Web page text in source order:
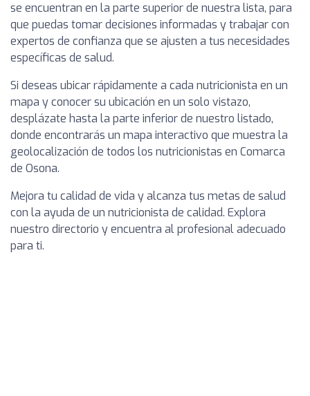
se encuentran en la parte superior de nuestra lista, para
que puedas tomar decisiones informadas y trabajar con
expertos de confianza que se ajusten a tus necesidades
específicas de salud.
Si deseas ubicar rápidamente a cada nutricionista en un
mapa y conocer su ubicación en un solo vistazo,
desplázate hasta la parte inferior de nuestro listado,
donde encontrarás un mapa interactivo que muestra la
geolocalización de todos los nutricionistas en Comarca
de Osona.
Mejora tu calidad de vida y alcanza tus metas de salud
con la ayuda de un nutricionista de calidad. Explora
nuestro directorio y encuentra al profesional adecuado
para ti.